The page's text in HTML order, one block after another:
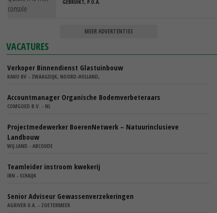
GEBRUIKT, P.O.A.
MEER ADVERTENTIES
VACATURES
Verkoper Binnendienst Glastuinbouw
KARO BV - ZWAAGDIJK, NOORD-HOLLAND,
Accountmanager Organische Bodemverbeteraars
COMGOED B.V. - NL
Projectmedewerker BoerenNetwerk – Natuurinclusieve
Landbouw
WIJ.LAND - ABCOUDE
Teamleider instroom kwekerij
IBN - SCHAIJK
Senior Adviseur Gewassenverzekeringen
AGRIVER U.A. - ZOETERMEER